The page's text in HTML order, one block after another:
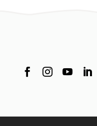
   